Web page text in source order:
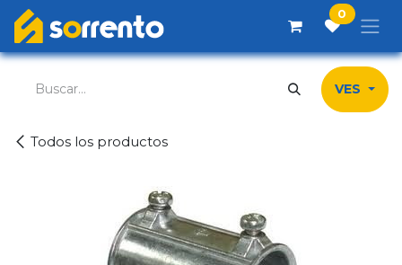
Ir al contenido 0
Todos los productos
VES